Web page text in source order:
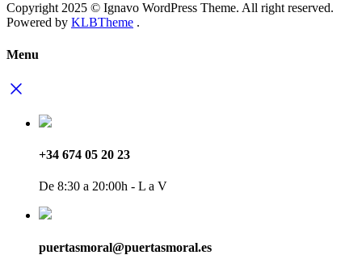
Copyright 2025 © Ignavo WordPress Theme. All right reserved.
Powered by KLBTheme .
Menu
+34 674 05 20 23
De 8:30 a 20:00h - L a V
puertasmoral@puertasmoral.es